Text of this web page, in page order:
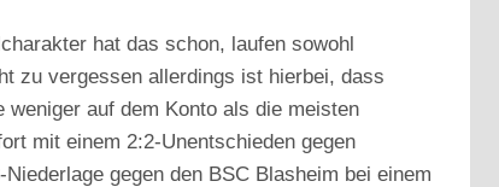
hat das schon, laufen sowohl
zu vergessen allerdings ist hierbei, dass
auf dem Konto als die meisten
mit einem 2:2-Unentschieden gegen
gegen den BSC Blasheim bei einem